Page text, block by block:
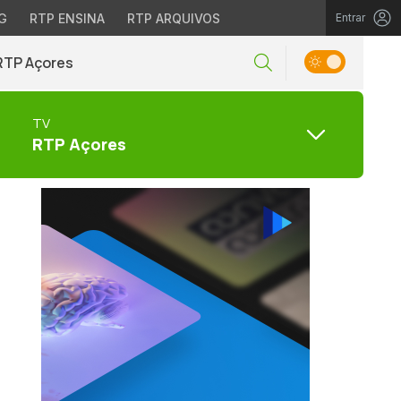
RTP ENSINA RTP ARQUIVOS Entrar
Açores
TV
RTP Açores